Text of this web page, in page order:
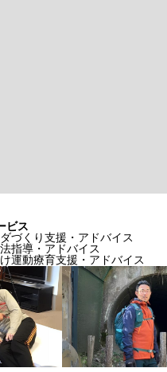
ビス
づくり支援・アドバイス
指導・アドバイス
運動療育支援・アドバイス